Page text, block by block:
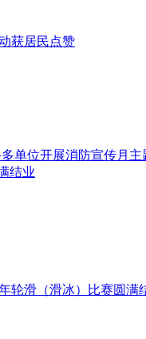
获居民点赞
单位开展消防宣传月主
结业
轮滑（滑冰）比赛圆满